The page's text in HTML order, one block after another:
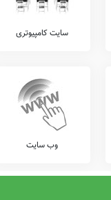
داری
جهت ممکن است در برخی از
عمیقاً خواهشمندیم ما را جهت
سایت کامپیوتری
وب سایت